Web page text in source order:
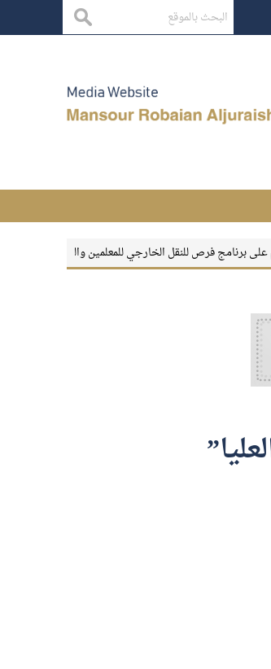
فرص للنقل الخارجي للمعلمين والمعلمات